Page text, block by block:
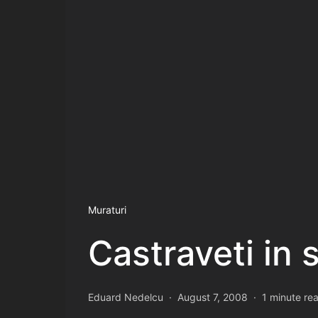
Muraturi
Castraveti in
Eduard Nedelcu August 7, 2008 1 minute